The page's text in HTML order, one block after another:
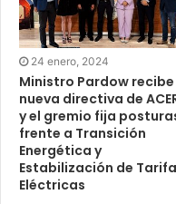
24 enero, 2024
Ministro Pardow recibe
nueva directiva de
y el gremio fija
frente a Transición
Energética y
Estabilización de
Eléctricas